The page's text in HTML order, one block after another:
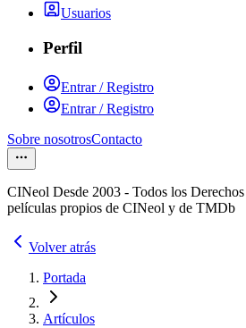
Usuarios
Perfil
Entrar / Registro
Entrar / Registro
Sobre nosotrosContacto
CINeol Desde 2003 - Todos los
películas propios de CINeol y de TMDb
Volver atrás
Portada
Artículos